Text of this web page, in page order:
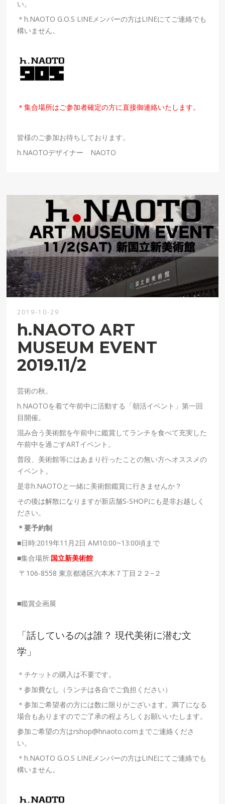
い。
＊h.NAOTO G.O.S LINEメンバーの方はLINEにてご連絡でも
構いません。
＊集合場所はご参加者確定の方に直接御連絡いたします。
皆様のご参加お待ちしております。
h.NAOTOデザイナー NAOTO
2019-10-29
h.NAOTO ART
MUSEUM EVENT
2019.11/2
芸術の秋。
h.NAOTOを着て午前中に活動する「朝活イベント」第一回
目開催。
混み合う美術館を午前中に鑑賞してランチを食べて充実した
午前中を過ごすARTイベント。
普段、美術館等にはあまり行ったことの無い方へオススメの
イベント。
是非h.NAOTOと一緒に美術館鑑賞に行きませんか？
その後は解散になりますが新店舗S-SHOPにも是非お越しく
ださい。
＊要予約制
■日時:2019年11月2日 AM10:00~13:00頃まで
■集合場所:国立新美術館
〒106-8558 東京都港区六本木７丁目２２−２
■鑑賞企画展
「話しているのは誰？ 現代美術に潜む文
学」
＊チケットの購入は不要です。
＊参加費なし（ランチは各自でご負担ください）
＊参加ご希望者の方には数に限りがございます。満了になる
場合もありますのでご了承の程よろしくお願いいたします。
参加ご希望の方はrshop@hnaoto.comまでご連絡くださ
い。
＊h.NAOTO G.O.S LINEメンバーの方はLINEにてご連絡でも
構いません。